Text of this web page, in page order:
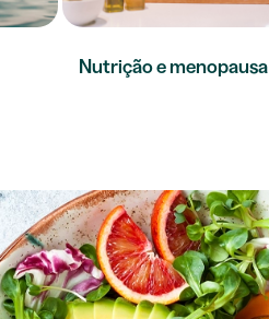
Nutrição e menopausa